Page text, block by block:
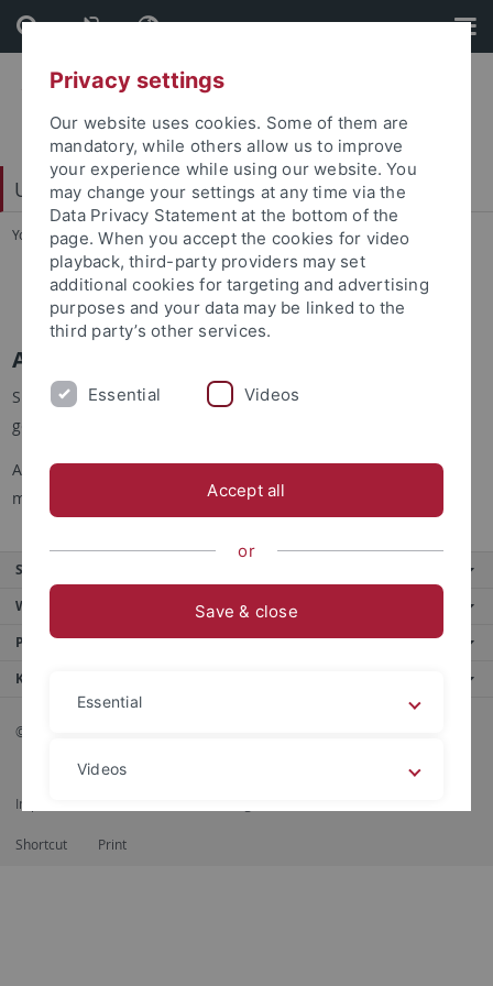
Skip
to
content
Skip
to
footer
Universitätsbibliothek
You are here: Startseite ... Anschaffungsvorschläge
Anschaffungsvorschläge
Anschaffungsvorschläge
Sie würden gerne einen Titel vorschlagen, der von der UB
gekauft werden soll?
Anschaffungsvorschläge können Sie überdieses Formular
machen.
Service
Weitere Angebote
Portale
Kontaktinfo
© 2026 Eberhard Karls Universität Tübingen, Tübingen
Impressum
Shortcut Print
Privacy settings
Our website uses cookies. Some of them are
mandatory, while others allow us to improve
your experience while using our website. You
may change your settings at any time via the
Data Privacy Statement at the bottom of the
page. When you accept the cookies for video
playback, third-party providers may set
additional cookies for targeting and advertising
purposes and your data may be linked to the
third party’s other services.
Essential Videos
Accept all
or
Save & close
Essential
Videos